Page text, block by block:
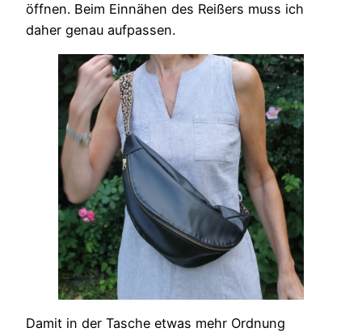
öffnen. Beim Einnähen des Reißers muss ich
daher genau aufpassen.
Damit in der Tasche etwas mehr Ordnung